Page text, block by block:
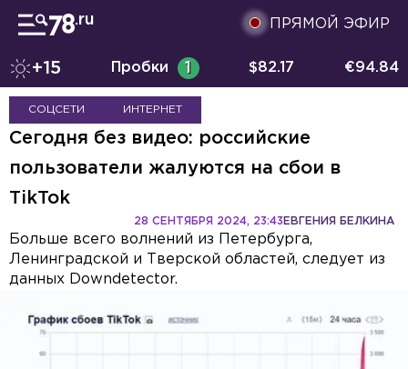
ПРЯМОЙ ЭФИР
+15 Пробки 1 $82.17 €94.84
СОЦСЕТИ ИНТЕРНЕТ
Сегодня без видео: российские
пользователи жалуются на сбои в
TikTok
ЕВГЕНИЯ БЕЛКИНА
28 СЕНТЯБРЯ 2024, 23:43
Больше всего волнений из Петербурга,
Ленинградской и Тверской областей, следует из
данных Downdetector.